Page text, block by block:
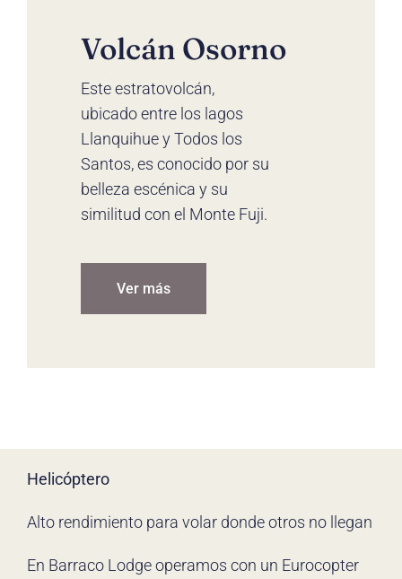
Volcán Osorno
Este estratovolcán,
ubicado entre los lagos
Llanquihue y Todos los
Santos, es conocido por su
belleza escénica y su
similitud con el Monte Fuji.
Ver más
Helicóptero
Alto rendimiento para volar donde otros no llegan
En Barraco Lodge operamos con un Eurocopter